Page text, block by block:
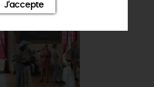
J'accepte